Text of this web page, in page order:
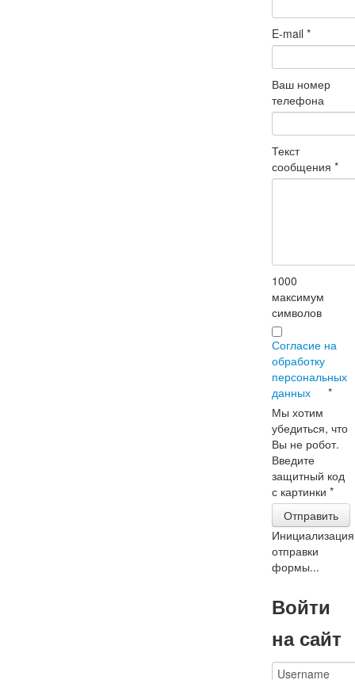
E-mail*
Ваш номер
телефона
Текст
сообщения*
1000
максимум
символов
Согласие на
обработку
персональных
данных
*
Мы хотим
убедиться, что
Вы не робот.
Введите
защитный код
с картинки*
Отправить
Инициализация
отправки
формы...
Войти
на сайт